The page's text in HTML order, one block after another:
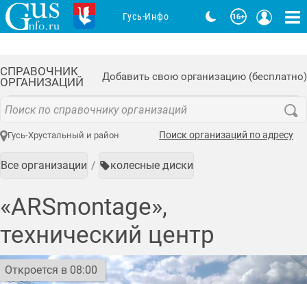
СПРАВОЧНИК
ОРГАНИЗАЦИЙ
Добавить свою организацию (бесплатно)
Гусь-Хрустальный и район Поиск организаций по адресу
Все организации колесные диски
«ARSmontage»,
технический центр
Откроется в 08:00
Гусь-Инфо